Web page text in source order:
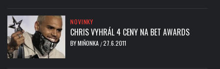
NOVINKY
CHRIS VYHRÁL 4 CENY NA BET AWARDS
BYMIŇONKA /27.6.2011